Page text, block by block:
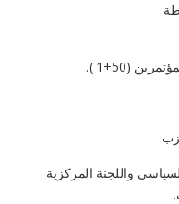
واللجنة المركزية